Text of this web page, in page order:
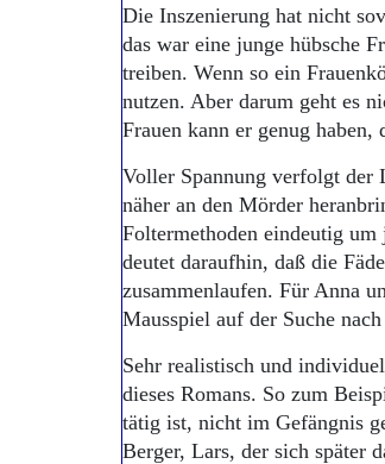
Die Inszenierung hat nicht
das war eine junge hübsche
treiben. Wenn so ein
nutzen. Aber darum geht es
Frauen kann er genug haben,
Voller Spannung verfolgt der
näher an den Mörder
Foltermethoden eindeutig
deutet daraufhin, daß die
zusammenlaufen. Für Anna
Mausspiel auf der Suche
Sehr realistisch und
dieses Romans. So zum
tätig ist, nicht im Gefängnis
Berger, Lars, der sich später